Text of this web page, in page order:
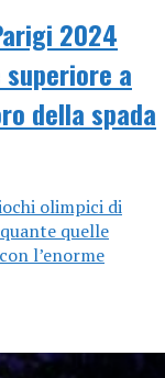
2024
a
della spada
olimpici di
quelle
l’enorme